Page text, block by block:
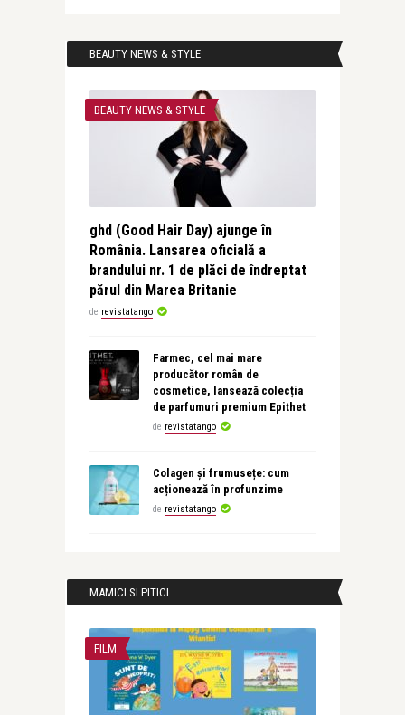
BEAUTY NEWS & STYLE
BEAUTY NEWS & STYLE
ghd (Good Hair Day) ajunge în
România. Lansarea oficială a
brandului nr. 1 de plăci de îndreptat
părul din Marea Britanie
de revistatango
Farmec, cel mai mare
producător român de
cosmetice, lansează colecția
de parfumuri premium Epithet
de revistatango
Colagen și frumusețe: cum
acționează în profunzime
de revistatango
MAMICI SI PITICI
FILM